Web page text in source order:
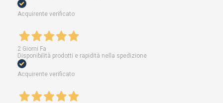
Acquirente verificato
2 Giorni Fa
Disponibilità prodotti e rapidità nella spedizione
Acquirente verificato